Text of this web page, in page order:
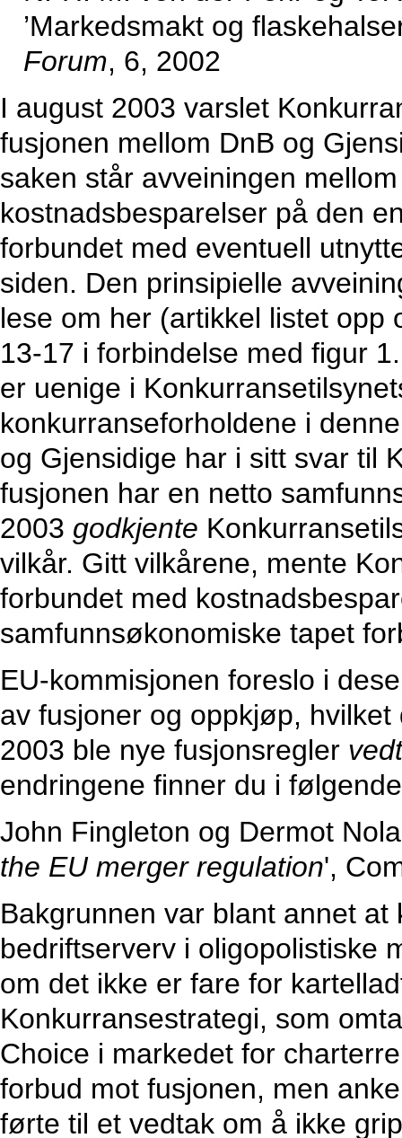
’Markedsmakt og
Forum, 6, 2002
I august 2003 varslet
fusjonen mellom DnB og
saken står avveiningen
kostnadsbesparelser på den
forbundet med eventuell
siden. Den prinsipielle
lese om her (artikkel listet
13-17 i forbindelse med figur
er uenige i
konkurranseforholdene i
og Gjensidige har i sitt svar til
fusjonen har en netto
2003 godkjente
vilkår. Gitt vilkårene, mente
forbundet med
samfunnsøkonomiske tapet
EU-kommisjonen foreslo i
av fusjoner og oppkjøp,
2003 ble nye fusjonsregler
endringene finner du i
John Fingleton og Dermot
the EU merger regulation',
Bakgrunnen var blant annet
bedriftserverv i oligopolistiske
om det ikke er fare for
Konkurransestrategi, som
Choice i markedet for
forbud mot fusjonen, men
førte til et vedtak om å ikke